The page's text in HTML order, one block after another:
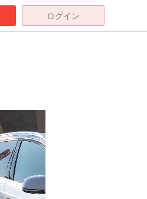
ログイン